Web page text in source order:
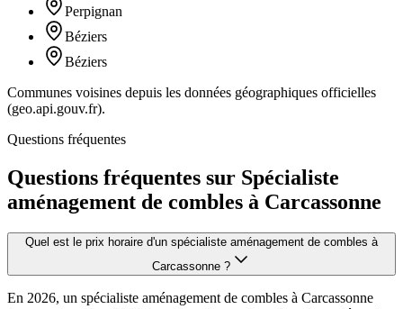
Perpignan
Béziers
Béziers
Communes voisines depuis les données géographiques officielles
(geo.api.gouv.fr).
Questions fréquentes
Questions fréquentes sur Spécialiste
aménagement de combles à Carcassonne
Quel est le prix horaire d'un spécialiste aménagement de combles à
Carcassonne ?
En 2026, un spécialiste aménagement de combles à Carcassonne